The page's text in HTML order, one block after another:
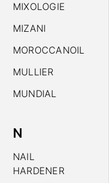
MIXOLOGIE
MIZANI
MOROCCANOIL
MULLIER
MUNDIAL
N
NAIL
HARDENER